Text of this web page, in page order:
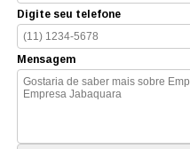
Digite seu telefone
Mensagem